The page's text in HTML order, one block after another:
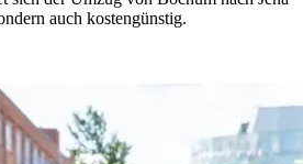
auch kostengünstig.